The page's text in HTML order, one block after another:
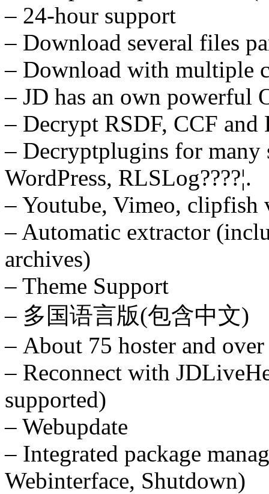
– 24-hour support
– Download several files
– Download with multiple
– JD has an own powerful
– Decrypt RSDF, CCF
– Decryptplugins for many
WordPress, RLSLog????¦.
– Youtube, Vimeo,
– Automatic extractor
archives)
– Theme Support
– 多国语言版(包含中文)
– About 75 hoster and
– Reconnect with
supported)
– Webupdate
– Integrated package
Webinterface, Shutdown)